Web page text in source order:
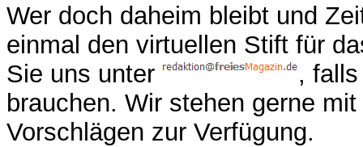
Wer doch daheim bleibt und
einmal den virtuellen Stift für
Sie uns unter
,
brauchen. Wir stehen gerne
Vorschlägen zur Verfügung.